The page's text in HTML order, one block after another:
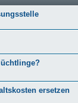
ersetzen